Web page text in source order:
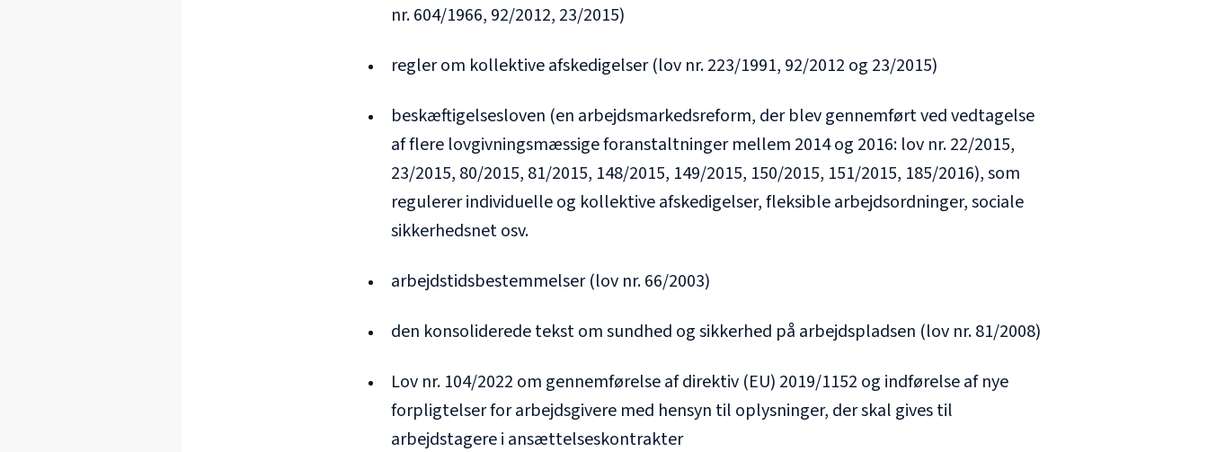
nr. 604/1966, 92/2012, 23/2015)
regler om kollektive afskedigelser (lov nr. 223/1991, 92/2012 og 23/2015)
beskæftigelsesloven (en arbejdsmarkedsreform, der blev gennemført ved vedtagelse
af flere lovgivningsmæssige foranstaltninger mellem 2014 og 2016: lov nr. 22/2015,
23/2015, 80/2015, 81/2015, 148/2015, 149/2015, 150/2015, 151/2015, 185/2016), som
regulerer individuelle og kollektive afskedigelser, fleksible arbejdsordninger, sociale
sikkerhedsnet osv.
arbejdstidsbestemmelser (lov nr. 66/2003)
den konsoliderede tekst om sundhed og sikkerhed på arbejdspladsen (lov nr. 81/2008)
Lov nr. 104/2022 om gennemførelse af direktiv (EU) 2019/1152 og indførelse af nye
forpligtelser for arbejdsgivere med hensyn til oplysninger, der skal gives til
arbejdstagere i ansættelseskontrakter